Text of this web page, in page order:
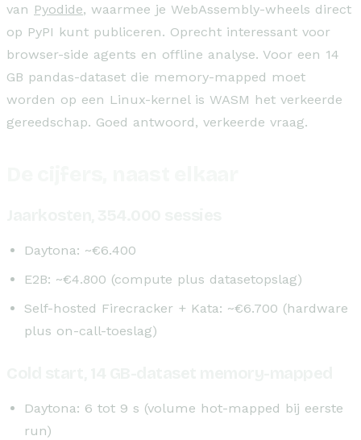
van Pyodide, waarmee je WebAssembly-wheels direct
op PyPI kunt publiceren. Oprecht interessant voor
browser-side agents en offline analyse. Voor een 14
GB pandas-dataset die memory-mapped moet
worden op een Linux-kernel is WASM het verkeerde
gereedschap. Goed antwoord, verkeerde vraag.
Daytona: ~€6.400
E2B: ~€4.800 (compute plus datasetopslag)
Self-hosted Firecracker + Kata: ~€6.700 (hardware
plus on-call-toeslag)
Daytona: 6 tot 9 s (volume hot-mapped bij eerste
run)